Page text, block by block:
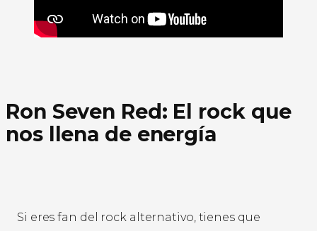
Ron Seven Red: El rock que
nos llena de energía
Si eres fan del rock alternativo, tienes que